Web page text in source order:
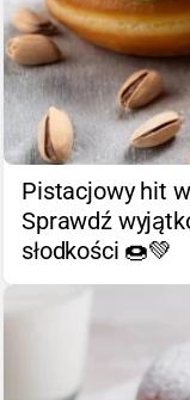
Pistacjowy hit
Sprawdź
słodkości 🍩💚